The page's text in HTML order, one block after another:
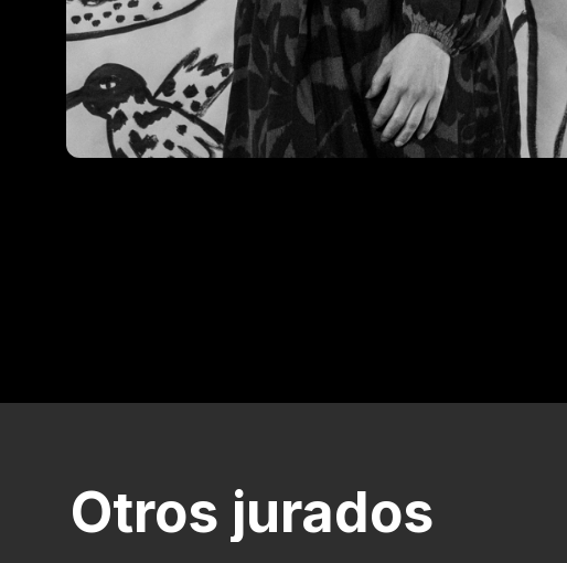
Otros jurados